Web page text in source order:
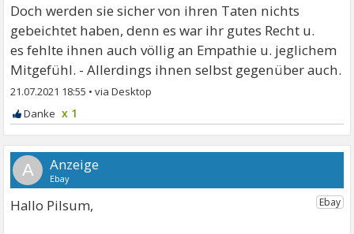
Doch werden sie sicher von ihren Taten nichts
gebeichtet haben, denn es war ihr gutes Recht u.
es fehlte ihnen auch völlig an Empathie u. jeglichem
Mitgefühl. - Allerdings ihnen selbst gegenüber auch.
21.07.2021 18:55 •
x 1
A
Hallo Pilsum,